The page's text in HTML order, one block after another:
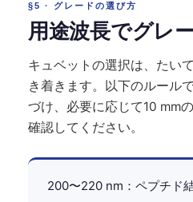
§5 · グレードの選び方
用途波長でグレ
キュベットの選択は、たい
き着きます。以下のルール
づけ、必要に応じて10 mm
確認してください。
200〜220 nm：ペプチド